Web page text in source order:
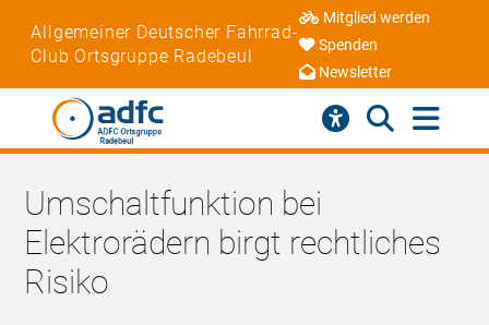
Allgemeiner Deutscher Fahrrad-
Club Ortsgruppe Radebeul
Mitglied werden
Spenden
Newsletter
Umschaltfunktion bei
Elektrorädern birgt rechtliches
Risiko